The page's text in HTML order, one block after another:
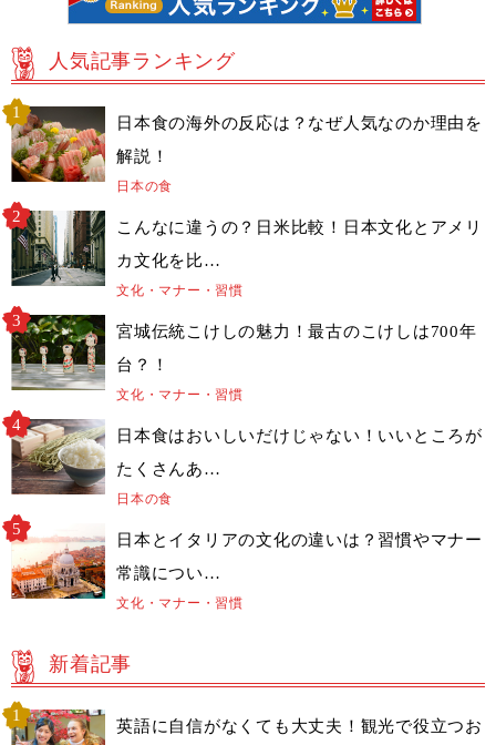
人気記事ランキング
日本食の海外の反応は？なぜ人気なのか理由を
解説！
日本の食
こんなに違うの？日米比較！日本文化とアメリ
カ文化を比…
文化・マナー・習慣
宮城伝統こけしの魅力！最古のこけしは700年
台？！
文化・マナー・習慣
日本食はおいしいだけじゃない！いいところが
たくさんあ…
日本の食
日本とイタリアの文化の違いは？習慣やマナー
常識につい…
文化・マナー・習慣
新着記事
英語に自信がなくても大丈夫！観光で役立つお